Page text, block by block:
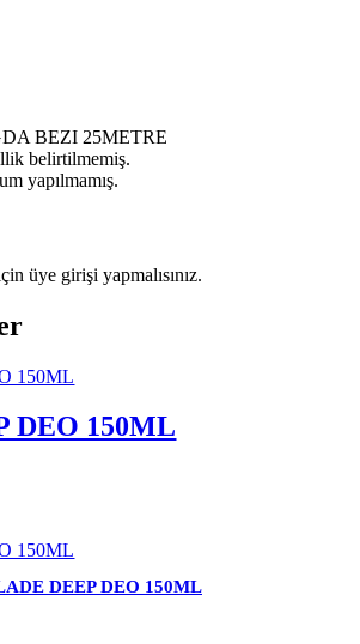
BEZI 25METRE
belirtilmemiş.
yapılmamış.
üye girişi yapmalısınız.
DEO 150ML
DEEP DEO 150ML